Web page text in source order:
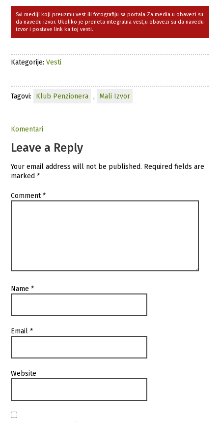
Svi mediji koji preuzmu vest ili fotografiju sa portala Za media u obavezi su
da navedu izvor. Ukoliko je preneta integralna vest,u obavezi su da navedu
izvor i postave link ka toj vesti.
Kategorije:Vesti
Tagovi: Klub Penzionera , Mali Izvor
Komentari
Leave a Reply
Your email address will not be published. Required fields are
marked*
Comment*
Name*
Email*
Website